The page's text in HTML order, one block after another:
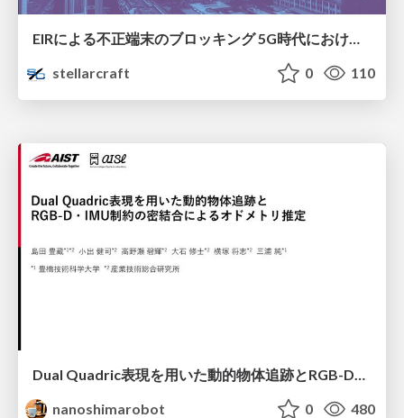
EIRによる不正端末のブロッキング 5G時代におけるデバイス識別と不正対策の進化
stellarcraft
0 110
nanoshimarobot
0 480